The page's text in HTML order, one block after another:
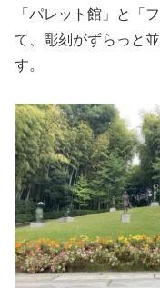
「パレット館」と「
て、彫刻がずらっと
す。